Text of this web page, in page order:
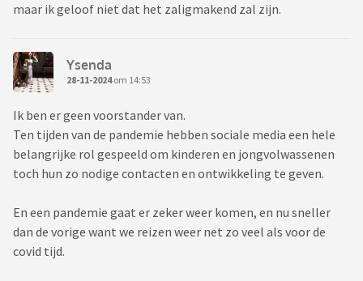
maar ik geloof niet dat het zaligmakend zal zijn.
Ysenda
28-11-2024om 14:53
Ik ben er geen voorstander van.
Ten tijden van de pandemie hebben sociale media een hele
belangrijke rol gespeeld om kinderen en jongvolwassenen
toch hun zo nodige contacten en ontwikkeling te geven.
En een pandemie gaat er zeker weer komen, en nu sneller
dan de vorige want we reizen weer net zo veel als voor de
covid tijd.